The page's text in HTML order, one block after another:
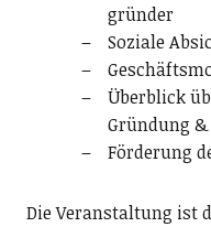
gründer
Soziale
Überblick
Gründung
Förderung
Die Veranstaltung ist